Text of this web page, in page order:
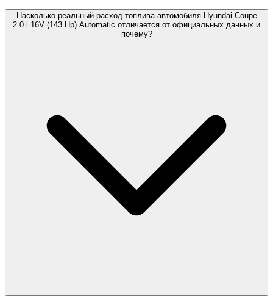
Насколько реальный расход топлива автомобиля Hyundai Coupe
2.0 i 16V (143 Hp) Automatic отличается от официальных данных и
почему?